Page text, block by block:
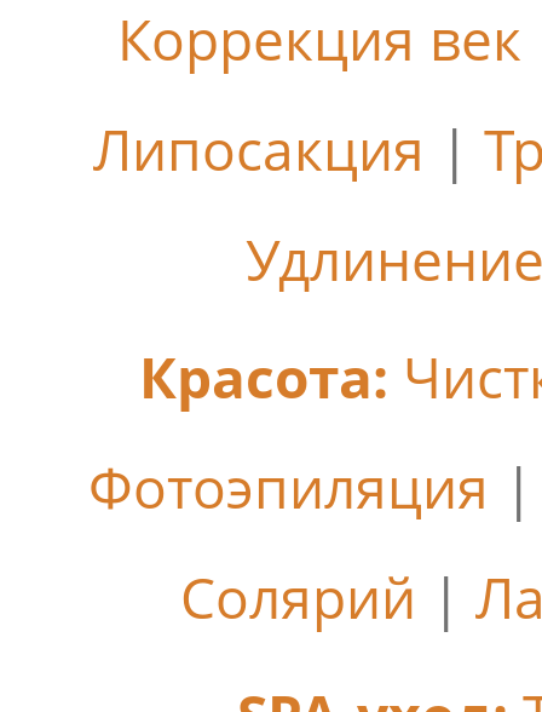
Коррекция век
Липосакция |
Красота:
Фотоэпиляция
Солярий |